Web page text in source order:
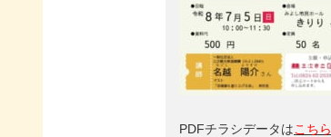
PDFチラシデータはこちら